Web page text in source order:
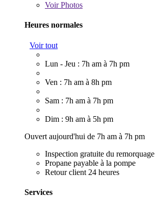
VoirPhotos
Heures normales
Voir tout
Lun - Jeu : 7h am à 7h pm
Ven : 7h am à 8h pm
Sam : 7h am à 7h pm
Dim : 9h am à 5h pm
Ouvert aujourd'hui de 7h am à 7h pm
Inspection gratuite du remorquage
Propane payable à la pompe
Retour client 24 heures
Services